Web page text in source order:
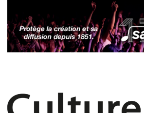
contenu
principal